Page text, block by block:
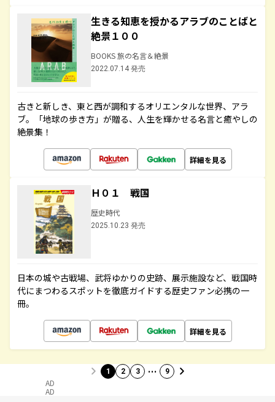
生きる知恵を授かるアラブのことばと
絶景１００
BOOKS 旅の名言＆絶景
2022.07.14 発売
古きと新しき、東と西が調和するオリエンタルな世界、アラ
ブ。「地球の歩き方」が贈る、人生を輝かせる名言と癒やしの
絶景集！
詳細を見る
Ｈ０１ 戦国
歴史時代
2025.10.23 発売
日本の城や古戦場、武将ゆかりの史跡、展示施設など、戦国時
代にまつわるスポットを徹底ガイドする歴史ファン必携の一
冊。
詳細を見る
1 2 3 … 9
AD
AD